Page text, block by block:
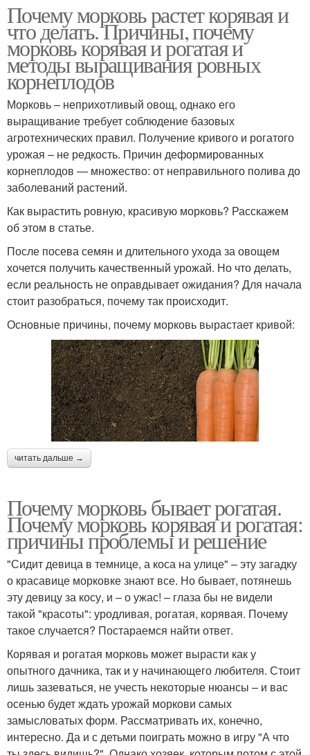
Почему морковь растет корявая и
что делать. Причины, почему
морковь корявая и рогатая и
методы выращивания ровных
корнеплодов
Морковь – неприхотливый овощ, однако его
выращивание требует соблюдение базовых
агротехнических правил. Получение кривого и рогатого
урожая – не редкость. Причин деформированных
корнеплодов — множество: от неправильного полива до
заболеваний растений.
Как вырастить ровную, красивую морковь? Расскажем
об этом в статье.
После посева семян и длительного ухода за овощем
хочется получить качественный урожай. Но что делать,
если реальность не оправдывает ожидания? Для начала
стоит разобраться, почему так происходит.
Основные причины, почему морковь вырастает кривой:
читать дальше →
Почему морковь бывает рогатая.
Почему морковь корявая и рогатая:
причины проблемы и решение
"Сидит девица в темнице, а коса на улице" – эту загадку
о красавице морковке знают все. Но бывает, потянешь
эту девицу за косу, и – о ужас! – глаза бы не видели
такой "красоты": уродливая, рогатая, корявая. Почему
такое случается? Постараемся найти ответ.
Корявая и рогатая морковь может вырасти как у
опытного дачника, так и у начинающего любителя. Стоит
лишь зазеваться, не учесть некоторые нюансы – и вас
осенью будет ждать урожай моркови самых
замысловатых форм. Рассматривать их, конечно,
интересно. Да и с детьми поиграть можно в игру "А что